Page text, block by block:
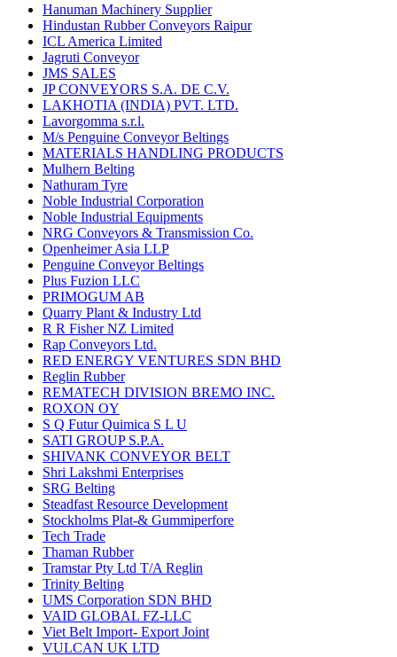
Hanuman Machinery Supplier
Hindustan Rubber Conveyors Raipur
ICL America Limited
Jagruti Conveyor
JMS SALES
JP CONVEYORS S.A. DE C.V.
LAKHOTIA (INDIA) PVT. LTD.
Lavorgomma s.r.l.
M/s Penguine Conveyor Beltings
MATERIALS HANDLING PRODUCTS
Mulhern Belting
Nathuram Tyre
Noble Industrial Corporation
Noble Industrial Equipments
NRG Conveyors & Transmission Co.
Openheimer Asia LLP
Penguine Conveyor Beltings
Plus Fuzion LLC
PRIMOGUM AB
Quarry Plant & Industry Ltd
R R Fisher NZ Limited
Rap Conveyors Ltd.
RED ENERGY VENTURES SDN BHD
Reglin Rubber
REMATECH DIVISION BREMO INC.
ROXON OY
S Q Futur Quimica S L U
SATI GROUP S.P.A.
SHIVANK CONVEYOR BELT
Shri Lakshmi Enterprises
SRG Belting
Steadfast Resource Development
Stockholms Plat-& Gummiperfore
Tech Trade
Thaman Rubber
Tramstar Pty Ltd T/A Reglin
Trinity Belting
UMS Corporation SDN BHD
VAID GLOBAL FZ-LLC
Viet Belt Import- Export Joint
VULCAN UK LTD